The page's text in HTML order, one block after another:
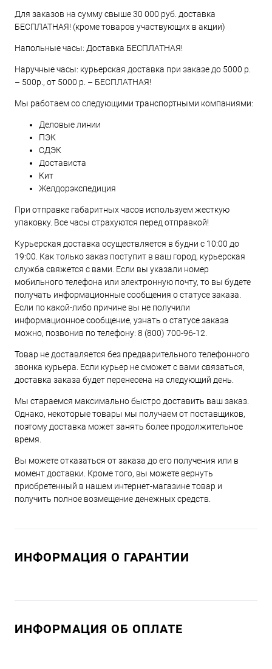
Для заказов на сумму свыше 30 000 руб. доставка
БЕСПЛАТНАЯ! (кроме товаров участвующих в акции)
Напольные часы: Доставка БЕСПЛАТНАЯ!
Наручные часы: курьерская доставка при заказе до 5000 р.
– 500р., от 5000 р. – БЕСПЛАТНАЯ!
Мы работаем со следующими транспортными компаниями:
Деловые линии
ПЭК
СДЭК
Достависта
Кит
Желдорэкспедиция
При отправке габаритных часов используем жесткую
упаковку. Все часы страхуются перед отправкой!
Курьерская доставка осуществляется в будни с 10:00 до
19:00. Как только заказ поступит в ваш город, курьерская
служба свяжется с вами. Если вы указали номер
мобильного телефона или электронную почту, то вы будете
получать информационные сообщения о статусе заказа.
Если по какой-либо причине вы не получили
информационное сообщение, узнать о статусе заказа
можно, позвонив по телефону: 8 (800) 700-96-12.
Товар не доставляется без предварительного телефонного
звонка курьера. Если курьер не сможет с вами связаться,
доставка заказа будет перенесена на следующий день.
Мы стараемся максимально быстро доставить ваш заказ.
Однако, некоторые товары мы получаем от поставщиков,
поэтому доставка может занять более продолжительное
время.
Вы можете отказаться от заказа до его получения или в
момент доставки. Кроме того, вы можете вернуть
приобретенный в нашем интернет-магазине товар и
получить полное возмещение денежных средств.
ИНФОРМАЦИЯ О ГАРАНТИИ
ИНФОРМАЦИЯ ОБ ОПЛАТЕ